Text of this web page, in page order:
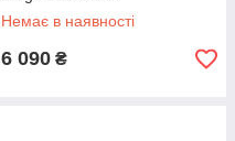
Немає в наявності
6 090 ₴